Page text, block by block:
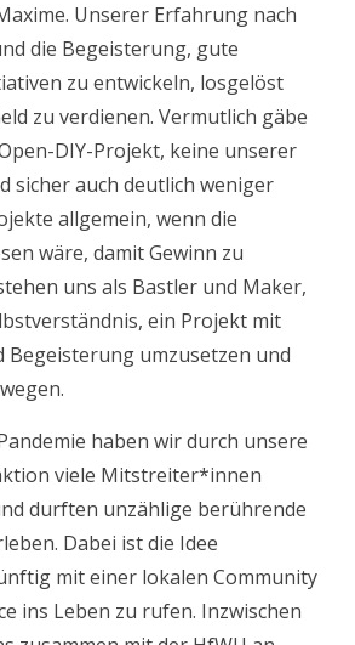
Unserer Erfahrung nach
die Begeisterung, gute
zu entwickeln, losgelöst
zu verdienen. Vermutlich gäbe
DIY-Projekt, keine unserer
sicher auch deutlich weniger
allgemein, wenn die
wäre, damit Gewinn zu
uns als Bastler und Maker,
ein Projekt mit
Begeisterung umzusetzen und
haben wir durch unsere
viele Mitstreiter*innen
durften unzählige berührende
Dabei ist die Idee
mit einer lokalen Community
ins Leben zu rufen. Inzwischen